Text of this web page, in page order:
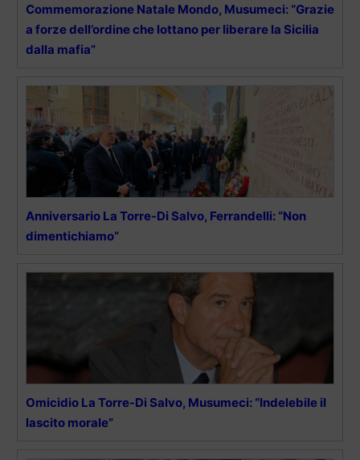
Commemorazione Natale Mondo, Musumeci: “Grazie
a forze dell’ordine che lottano per liberare la Sicilia
dalla mafia”
Anniversario La Torre-Di Salvo, Ferrandelli: “Non
dimentichiamo”
Omicidio La Torre-Di Salvo, Musumeci: “Indelebile il
lascito morale”